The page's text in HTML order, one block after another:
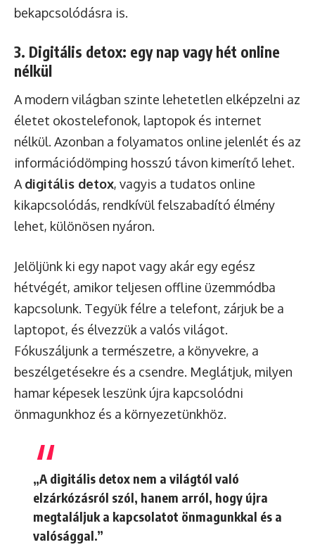
bekapcsolódásra is.
3. Digitális detox: egy nap vagy hét online
nélkül
A modern világban szinte lehetetlen elképzelni az
életet okostelefonok, laptopok és internet
nélkül. Azonban a folyamatos online jelenlét és az
információdömping hosszú távon kimerítő lehet.
Adigitális detox, vagyis a tudatos online
kikapcsolódás, rendkívül felszabadító élmény
lehet, különösen nyáron.
Jelöljünk ki egy napot vagy akár egy egész
hétvégét, amikor teljesen offline üzemmódba
kapcsolunk. Tegyük félre a telefont, zárjuk be a
laptopot, és élvezzük a valós világot.
Fókuszáljunk a természetre, a könyvekre, a
beszélgetésekre és a csendre. Meglátjuk, milyen
hamar képesek leszünk újra kapcsolódni
önmagunkhoz és a környezetünkhöz.
„A digitális detox nem a világtól való
elzárkózásról szól, hanem arról, hogy újra
megtaláljuk a kapcsolatot önmagunkkal és a
valósággal.”